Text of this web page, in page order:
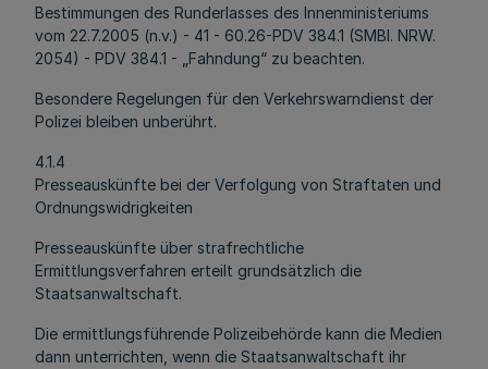
Bestimmungen des Runderlasses des Innenministeriums
vom 22.7.2005 (n.v.) - 41 - 60.26-PDV 384.1 (SMBl. NRW.
2054) - PDV 384.1 - „Fahndung“ zu beachten.
Besondere Regelungen für den Verkehrswarndienst der
Polizei bleiben unberührt.
4.1.4
Presseauskünfte bei der Verfolgung von Straftaten und
Ordnungswidrigkeiten
Presseauskünfte über strafrechtliche
Ermittlungsverfahren erteilt grundsätzlich die
Staatsanwaltschaft.
Die ermittlungsführende Polizeibehörde kann die Medien
dann unterrichten, wenn die Staatsanwaltschaft ihr